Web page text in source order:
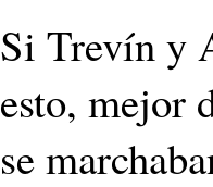
Si Trevín y
esto, mejor
se